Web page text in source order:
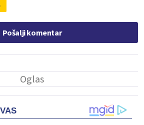
Pošalji komentar